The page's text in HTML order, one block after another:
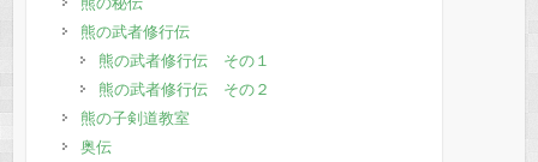
熊の武者修行伝
熊の武者修行伝 その１
熊の武者修行伝 その２
熊の子剣道教室
奥伝